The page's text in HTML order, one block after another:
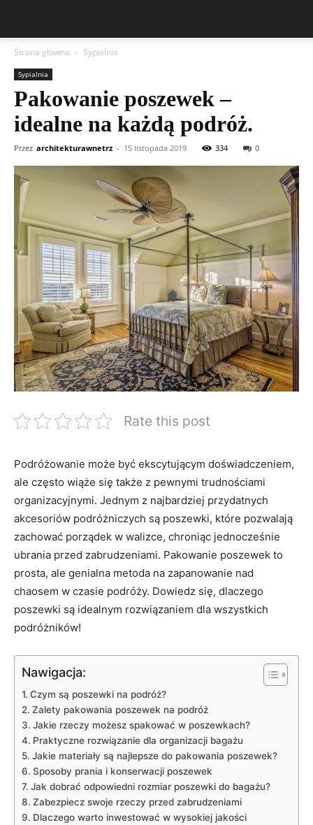
Strona główna Sypialnia
Sypialnia
Pakowanie poszewek –
idealne na każdą podróż.
Przez architekturawnetrz - 15 listopada 2019 334 0
Rate this post
Podróżowanie może⁣ być ekscytującym doświadczeniem,
ale często wiąże się także⁢ z pewnymi trudnościami
organizacyjnymi. Jednym z najbardziej przydatnych
akcesoriów podróżniczych są poszewki, które pozwalają
zachować porządek w walizce,​ chroniąc jednocześnie
ubrania przed zabrudzeniami. Pakowanie​ poszewek to
prosta, ale genialna metoda⁢ na zapanowanie nad
chaosem ⁢w czasie podróży. Dowiedz się, dlaczego
poszewki są idealnym rozwiązaniem dla ⁤wszystkich
podróżników!
Nawigacja:
Czym są poszewki na podróż?
Zalety pakowania poszewek na podróż
Jakie rzeczy możesz spakować w poszewkach?
Praktyczne rozwiązanie dla ​organizacji bagażu
Jakie materiały ⁤są‍ najlepsze do pakowania poszewek?
Sposoby prania i konserwacji poszewek
Jak dobrać odpowiedni rozmiar poszewki ⁤do bagażu?
Zabezpiecz swoje rzeczy ​przed zabrudzeniami
Dlaczego warto inwestować w wysokiej jakości